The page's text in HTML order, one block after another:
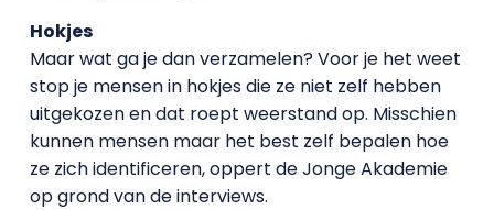
Hokjes
Maar wat ga je dan verzamelen? Voor je het weet
stop je mensen in hokjes die ze niet zelf hebben
uitgekozen en dat roept weerstand op. Misschien
kunnen mensen maar het best zelf bepalen hoe
ze zich identificeren, oppert de Jonge Akademie
op grond van de interviews.